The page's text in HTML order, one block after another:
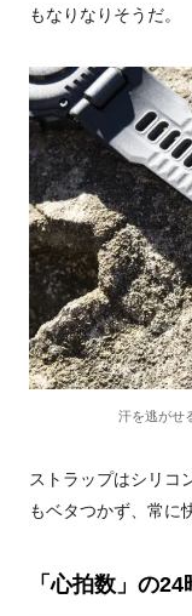
もなりなりそうだ。
汗を逃がせ
ストラップはシリコ
もベタつかず、常に
「心拍数」の